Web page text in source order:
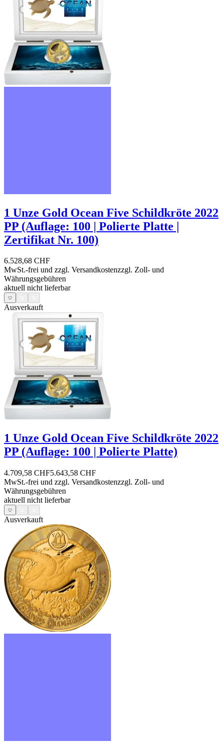
1 Unze Gold Ocean Five Schildkröte 2022
PP (Auflage: 100 | Polierte Platte |
Zertifikat Nr. 100)
6.528,68 CHF
MwSt.-frei und zzgl. Versandkostenzzgl. Zoll- und
Währungsgebühren
aktuell nicht lieferbar
Ausverkauft
1 Unze Gold Ocean Five Schildkröte 2022
PP (Auflage: 100 | Polierte Platte)
4.709,58 CHF5.643,58 CHF
MwSt.-frei und zzgl. Versandkostenzzgl. Zoll- und
Währungsgebühren
aktuell nicht lieferbar
Ausverkauft